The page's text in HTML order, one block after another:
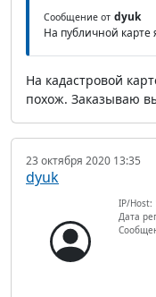
Сообщение от dyuk
На публичной карте
На кадастровой
похож. Заказываю
23 октября 2020 13:35
dyuk
IP/Host:
Дата